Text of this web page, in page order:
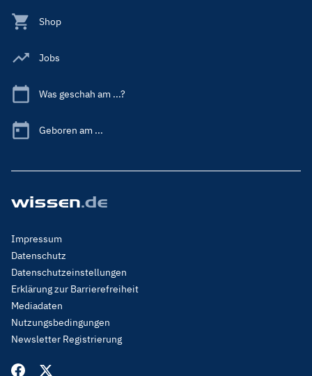
Shop
Jobs
Was geschah am ...?
Geboren am ...
Footer
Menu
Legal
Impressum
Datenschutz
Datenschutzeinstellungen
Erklärung zur Barrierefreiheit
Mediadaten
Nutzungsbedingungen
Newsletter Registrierung